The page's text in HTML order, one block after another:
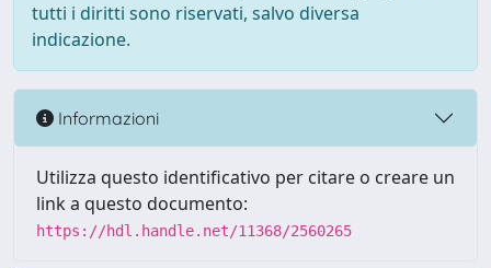
tutti i diritti sono riservati, salvo diversa
indicazione.
Informazioni
Utilizza questo identificativo per citare o creare un
link a questo documento:
https://hdl.handle.net/11368/2560265